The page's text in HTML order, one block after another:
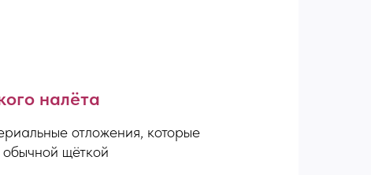
налёта
отложения, которые
щёткой